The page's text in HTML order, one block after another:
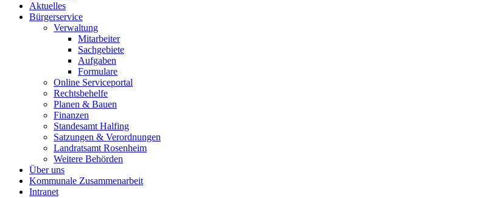
Aktuelles
Bürgerservice
Verwaltung
Mitarbeiter
Sachgebiete
Aufgaben
Formulare
Online Serviceportal
Rechtsbehelfe
Planen & Bauen
Finanzen
Standesamt Halfing
Satzungen & Verordnungen
Landratsamt Rosenheim
Weitere Behörden
Über uns
Kommunale Zusammenarbeit
Intranet